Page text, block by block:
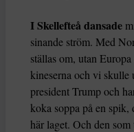
I Skellefteå dansade
sinande ström. Med
ställas om, utan
kineserna och vi skulle
president Trump och
koka soppa på en
här laget. Och den